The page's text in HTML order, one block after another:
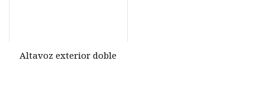
Altavoz exterior doble